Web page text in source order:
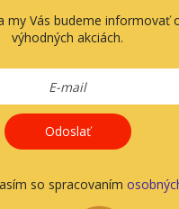
my Vás budeme informovať
výhodných akciách.
Odoslať
so spracovaním